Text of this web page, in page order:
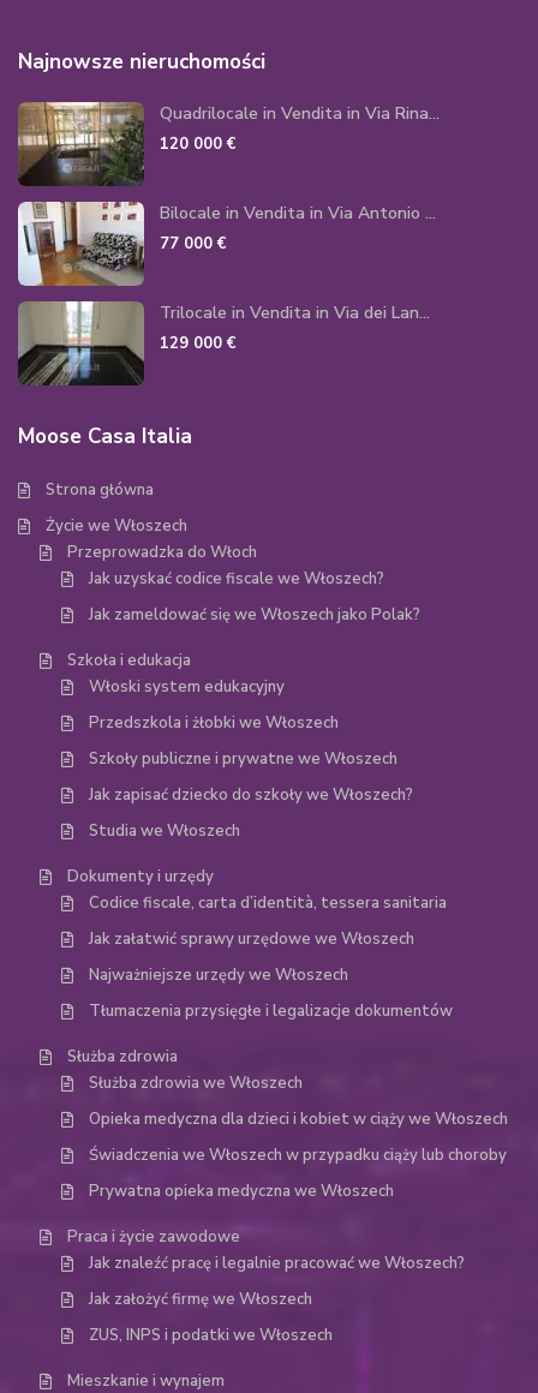
Najnowsze nieruchomości
Quadrilocale in Vendita in Via Rina...
120 000 €
Bilocale in Vendita in Via Antonio ...
77 000 €
Trilocale in Vendita in Via dei Lan...
129 000 €
Moose Casa Italia
Strona główna
Życie we Włoszech
Przeprowadzka do Włoch
Jak uzyskać codice fiscale we Włoszech?
Jak zameldować się we Włoszech jako Polak?
Szkoła i edukacja
Włoski system edukacyjny
Przedszkola i żłobki we Włoszech
Szkoły publiczne i prywatne we Włoszech
Jak zapisać dziecko do szkoły we Włoszech?
Studia we Włoszech
Dokumenty i urzędy
Codice fiscale, carta d’identità, tessera sanitaria
Jak załatwić sprawy urzędowe we Włoszech
Najważniejsze urzędy we Włoszech
Tłumaczenia przysięgłe i legalizacje dokumentów
Służba zdrowia
Służba zdrowia we Włoszech
Opieka medyczna dla dzieci i kobiet w ciąży we Włoszech
Świadczenia we Włoszech w przypadku ciąży lub choroby
Prywatna opieka medyczna we Włoszech
Praca i życie zawodowe
Jak znaleźć pracę i legalnie pracować we Włoszech?
Jak założyć firmę we Włoszech
ZUS, INPS i podatki we Włoszech
Mieszkanie i wynajem